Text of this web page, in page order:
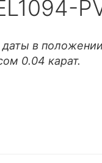
в
0.04 карат.